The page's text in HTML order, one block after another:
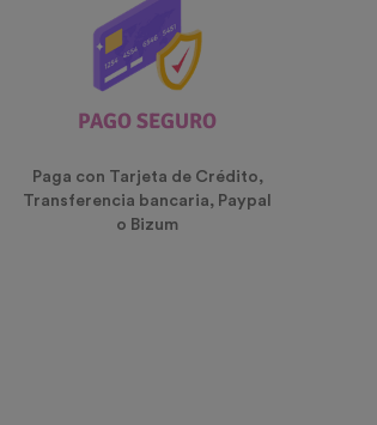
PAGO SEGURO
Paga con Tarjeta de Crédito,
Transferencia bancaria, Paypal
o Bizum